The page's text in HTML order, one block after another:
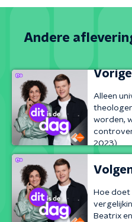
Andere
Vorige
Alleen
worden,
2023)
Hoe doet
Beatrix